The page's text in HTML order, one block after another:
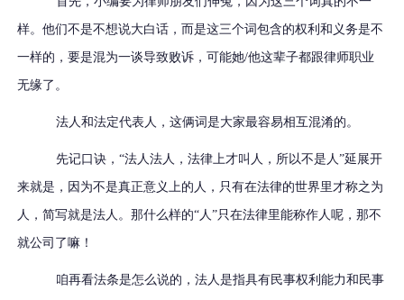
样。他们不是不想说大白话，而是这三个词包含的权利和义务是不
一样的，要是混为一谈导致败诉，可能她/他这辈子都跟律师职业
无缘了。
法人和法定代表人，这俩词是大家最容易相互混淆的。
先记口诀，“法人法人，法律上才叫人，所以不是人”延展开
来就是，因为不是真正意义上的人，只有在法律的世界里才称之为
人，简写就是法人。那什么样的“人”只在法律里能称作人呢，那不
就公司了嘛！
咱再看法条是怎么说的，法人是指具有民事权利能力和民事